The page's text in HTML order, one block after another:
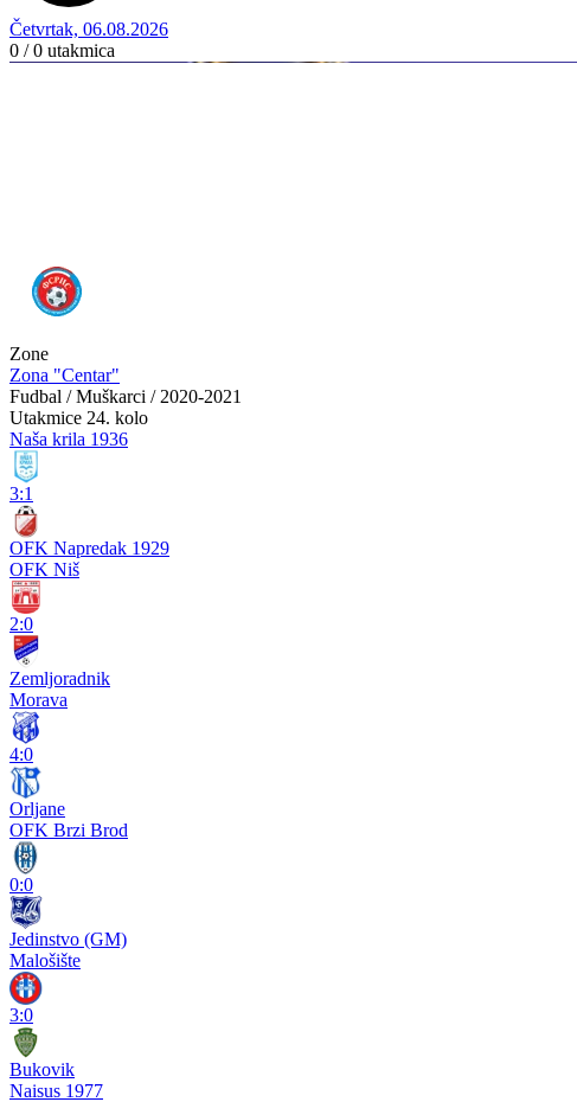
Četvrtak, 06.08.2026
0 / 0 utakmica
Zone
Zona "Centar"
Fudbal / Muškarci / 2020-2021
Utakmice 24. kolo
Naša krila 1936
3:1
OFK Napredak 1929
OFK Niš
2:0
Zemljoradnik
Morava
4:0
Orljane
OFK Brzi Brod
0:0
Jedinstvo (GM)
Malošište
3:0
Bukovik
Naisus 1977